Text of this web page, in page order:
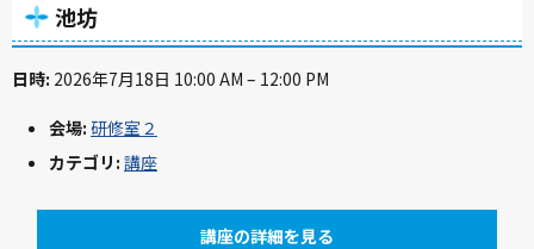
池坊
日時: 2026年7月18日 10:00 AM – 12:00 PM
会場: 研修室２
カテゴリ: 講座
講座の詳細を見る